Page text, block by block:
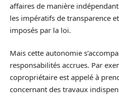
affaires de manière
les impératifs de transparence
imposés par la loi.
Mais cette autonomie
responsabilités accrues. Par
copropriétaire est appelé à
concernant des travaux